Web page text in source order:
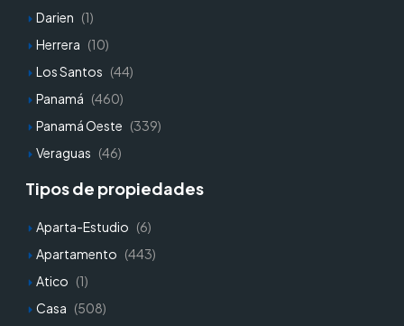
Darien (1)
Herrera (10)
Los Santos (44)
Panamá (460)
Panamá Oeste (339)
Veraguas (46)
Tipos de propiedades
Aparta-Estudio (6)
Apartamento (443)
Atico (1)
Casa (508)